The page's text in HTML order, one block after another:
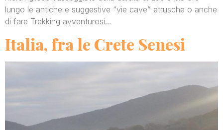
lungo le antiche e suggestive “vie cave” etrusche o anche
di fare Trekking avventurosi…
Italia, fra le Crete Senesi